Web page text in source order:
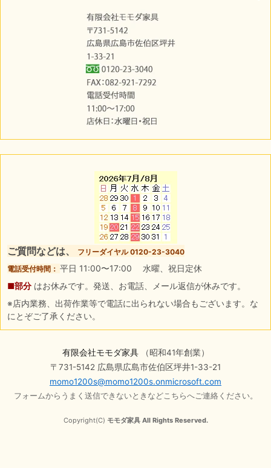
ご質問などは、
フリーダイヤル 0120-23-3040
電話受付時間： 平日 11:00〜17:00 水曜、祝日定休
■部分 はお休みです。発送、お電話、メール返信が休みです。
※店内業務、出荷作業等で電話に出られない場合もございます。な
にとぞご了承ください。
有限会社モモダ家具（昭和41年創業）
〒731-5142 広島県広島市佐伯区坪井1-33-21
momo1200s@momo1200s.onmicrosoft.com
フォームからうまく送信できないときなどこちらへご連絡ください。
Copyright(C) モモダ家具 All Rights Reserved.